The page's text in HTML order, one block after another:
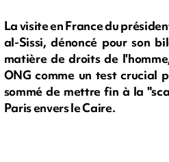
La visite en France du
al-Sissi, dénoncé pour son
matière de droits de
ONG comme un test crucial
sommé de mettre fin à la
Paris envers le Caire.